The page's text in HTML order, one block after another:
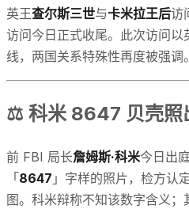
英王查尔斯三世与卡米拉王后访
访问今日正式收尾。此次访问以
线，两国关系特殊性再度被强调。
⚖️ 科米 8647 贝壳照
前 FBI 局长詹姆斯·科米今日出
「 8647 」字样的照片，检方认
图。科米辩称不知该数字含义；